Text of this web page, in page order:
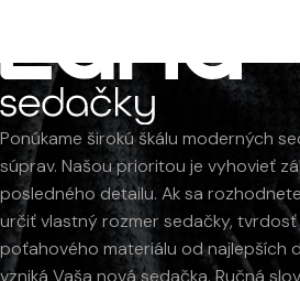
Ponúkame širokú škálu moderných
súprav. Našou prioritou je vyhovieť
posledného detailu. Ak sa
určiť vlastný rozmer sedačky,
poťahového materiálu od najlepších
vzniká Vaša nová sedačka. Ručná